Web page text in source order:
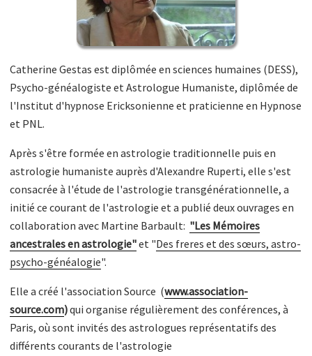
Catherine Gestas est diplômée en sciences humaines (DESS),
Psycho-généalogiste et Astrologue Humaniste, diplômée de
l'Institut d'hypnose Ericksonienne et praticienne en Hypnose
et PNL.
Après s'être formée en astrologie traditionnelle puis en
astrologie humaniste auprès d'Alexandre Ruperti, elle s'est
consacrée à l'étude de l'astrologie transgénérationnelle, a
initié ce courant de l'astrologie et a publié deux ouvrages en
collaboration avec Martine Barbault: "Les Mémoires
ancestrales en astrologie"et "Des freres et des sœurs, astro-
psycho-généalogie".
Elle a créé l'association Source (www.association-
source.com)qui organise régulièrement des conférences, à
Paris, où sont invités des astrologues représentatifs des
différents courants de l'astrologie